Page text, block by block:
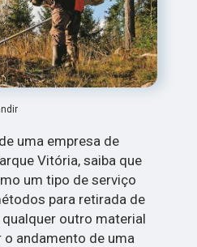
uma empresa de
Vitória, saiba que
um tipo de serviço
para retirada de
outro material
andamento de uma